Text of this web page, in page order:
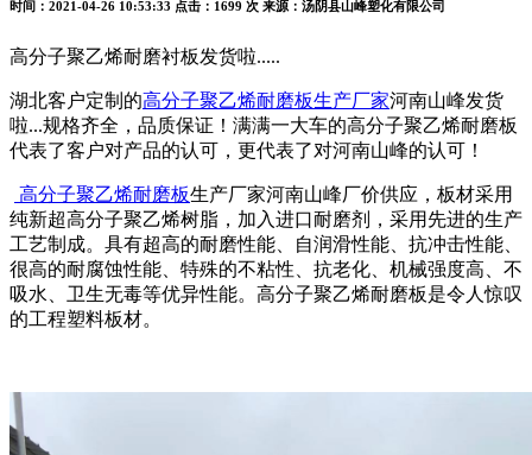
时间：2021-04-26 10:53:33 点击：1699 次 来源：汤阴县山峰塑化有限公司
高分子聚乙烯耐磨衬板发货啦.....
湖北客户定制的高分子聚乙烯耐磨板生产厂家河南山峰发货
啦...规格齐全，品质保证！ 满满一大车的高分子聚乙烯耐磨板
代表了客户对产品的认可，更代表了对河南山峰的认可！
高分子聚乙烯耐磨板生产厂家河南山峰厂价供应，板材采用
纯新超高分子聚乙烯树脂，加入进口耐磨剂，采用先进的生产
工艺制成。具有超高的耐磨性能、自润滑性能、抗冲击性能、
很高的耐腐蚀性能、特殊的不粘性、抗老化、机械强度高、不
吸水、卫生无毒等优异性能。高分子聚乙烯耐磨板是令人惊叹
的工程塑料板材。